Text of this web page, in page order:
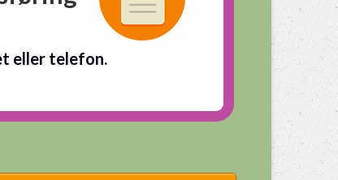
eller telefon.